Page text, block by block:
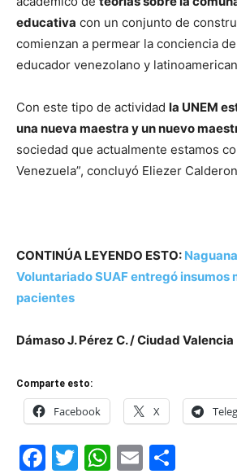
educativa con un conjunto de
comienzan a permear la conciencia
educador venezolano y
Con este tipo de actividad la UNEM
una nueva maestra y un nuevo
sociedad que actualmente estamos
Venezuela”, concluyó Eliezer
CONTINÚA LEYENDO ESTO:
Voluntariado SUAF entregó insumos
pacientes
Dámaso J. Pérez C. / Ciudad Valencia
Comparte esto:
Facebook X
Facebook
Twitter
WhatsApp
Email